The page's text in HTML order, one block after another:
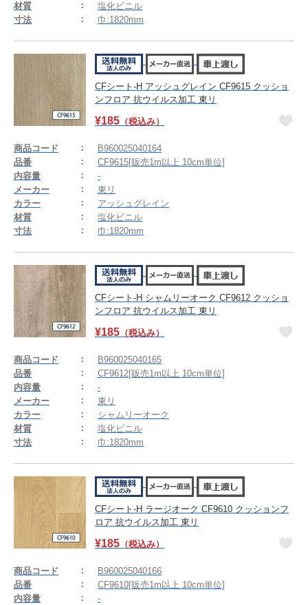
材質
塩化ビニル
寸法
巾:1820mm
CFシート-H アッシュグレイン CF9615 クッショ
ンフロア 抗ウイルス加工 東リ
¥185 （税込み）
商品コード
B960025040164
品番
CF9615[販売1m以上 10cm単位]
内容量
-
メーカー
東リ
カラー
アッシュグレイン
材質
塩化ビニル
寸法
巾:1820mm
CFシート-H シャムリーオーク CF9612 クッショ
ンフロア 抗ウイルス加工 東リ
¥185 （税込み）
商品コード
B960025040165
品番
CF9612[販売1m以上 10cm単位]
内容量
-
メーカー
東リ
カラー
シャムリーオーク
材質
塩化ビニル
寸法
巾:1820mm
CFシート-H ラージオーク CF9610 クッションフ
ロア 抗ウイルス加工 東リ
¥185 （税込み）
商品コード
B960025040166
品番
CF9610[販売1m以上 10cm単位]
内容量
-